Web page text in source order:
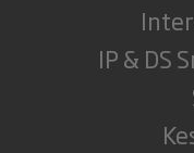
IP & DS